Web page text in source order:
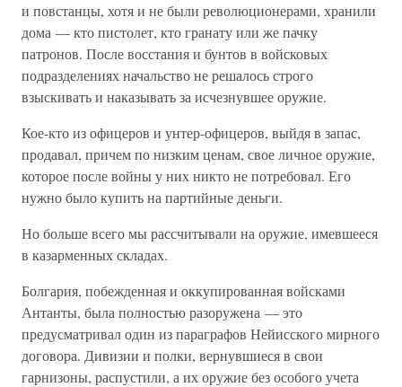
и повстанцы, хотя и не были революционерами, хранили
дома — кто пистолет, кто гранату или же пачку
патронов. После восстания и бунтов в войсковых
подразделениях начальство не решалось строго
взыскивать и наказывать за исчезнувшее оружие.
Кое-кто из офицеров и унтер-офицеров, выйдя в запас,
продавал, причем по низким ценам, свое личное оружие,
которое после войны у них никто не потребовал. Его
нужно было купить на партийные деньги.
Но больше всего мы рассчитывали на оружие, имевшееся
в казарменных складах.
Болгария, побежденная и оккупированная войсками
Антанты, была полностью разоружена — это
предусматривал один из параграфов Нейисского мирного
договора. Дивизии и полки, вернувшиеся в свои
гарнизоны, распустили, а их оружие без особого учета